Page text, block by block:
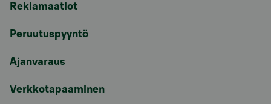
Reklamaatiot
Peruutuspyyntö
Ajanvaraus
Verkkotapaaminen